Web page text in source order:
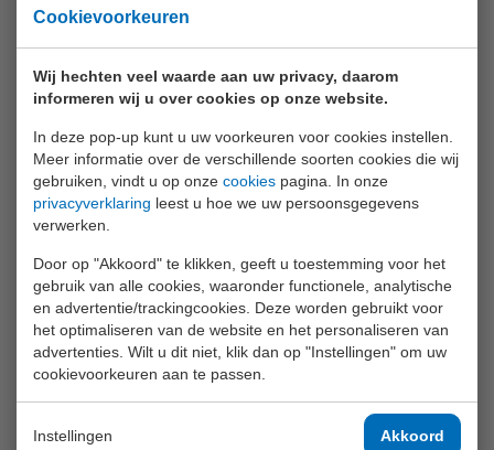
Cookievoorkeuren
Wij hechten veel waarde aan uw privacy, daarom
informeren wij u over cookies op onze website.
In deze pop-up kunt u uw voorkeuren voor cookies instellen.
Meer informatie over de verschillende soorten cookies die wij
gebruiken, vindt u op onze cookies pagina. In onze
privacyverklaring leest u hoe we uw persoonsgegevens
verwerken.
Door op "Akkoord" te klikken, geeft u toestemming voor het
gebruik van alle cookies, waaronder functionele, analytische
en advertentie/trackingcookies. Deze worden gebruikt voor
het optimaliseren van de website en het personaliseren van
advertenties. Wilt u dit niet, klik dan op "Instellingen" om uw
cookievoorkeuren aan te passen.
Instellingen Akkoord
Happy World
Joueco
Outdoor Fun
Roleplay
Science Explorer
Sports Active
Super Cars
Twizz